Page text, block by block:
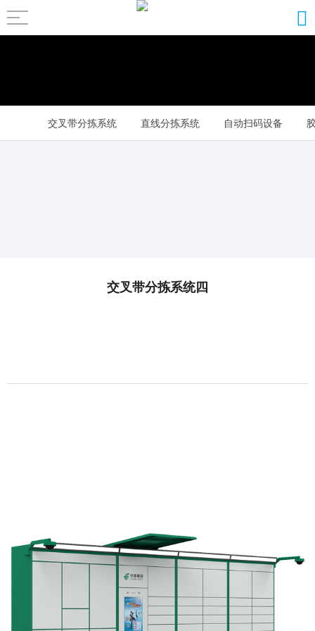
交叉带分拣系统 直线分拣系统 自动扫码设备
交叉带分拣系统四